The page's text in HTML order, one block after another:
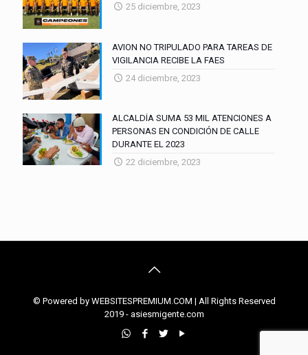
25 diciembre, 2023
AVION NO TRIPULADO PARA TAREAS DE
VIGILANCIA RECIBE LA FAES
24 diciembre, 2023
ALCALDÍA SUMA 53 MIL ATENCIONES A
PERSONAS EN CONDICIÓN DE CALLE
DURANTE EL 2023
22 diciembre, 2023
© Powered by WEBSITESPREMIUM.COM | All Rights Reserved
2019 - asiesmigente.com